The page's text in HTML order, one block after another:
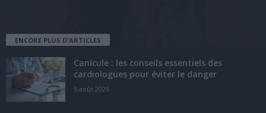
ENCORE PLUS D'ARTICLES
Canicule : les conseils essentiels des
cardiologues pour éviter le danger
5 août 2026